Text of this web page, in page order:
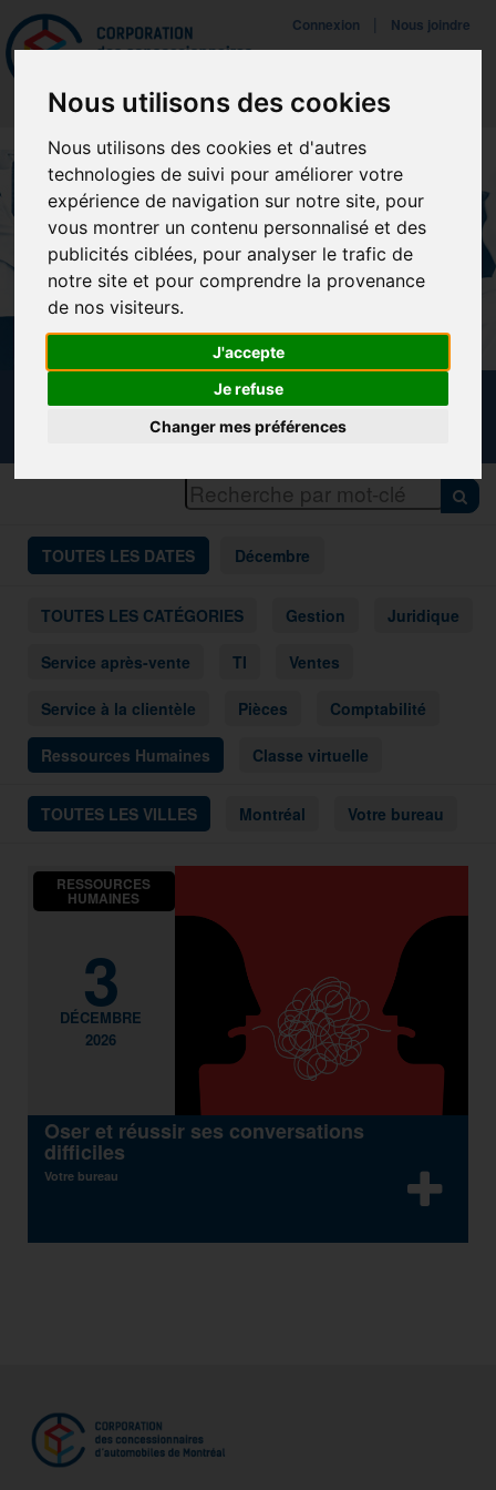
Nous utilisons des cookies
Nous utilisons des cookies et d'autres
technologies de suivi pour améliorer votre
expérience de navigation sur notre site, pour
vous montrer un contenu personnalisé et des
publicités ciblées, pour analyser le trafic de
notre site et pour comprendre la provenance
de nos visiteurs.
J'accepte
Je refuse
Changer mes préférences
Mettreà jour vos préférences de témoins
Connexion Nous joindre
CALENDRIER DES FORMATIONS
TOUTES LES DATES Décembre
TOUTES LES CATÉGORIES Gestion Juridique
Service après-vente TI Ventes
Service à la clientèle Pièces Comptabilité
Ressources Humaines Classe virtuelle
TOUTES LES VILLES Montréal Votre bureau
RESSOURCES
HUMAINES
3
DÉCEMBRE
2026
Oser et réussir ses conversations
difficiles
Votre bureau